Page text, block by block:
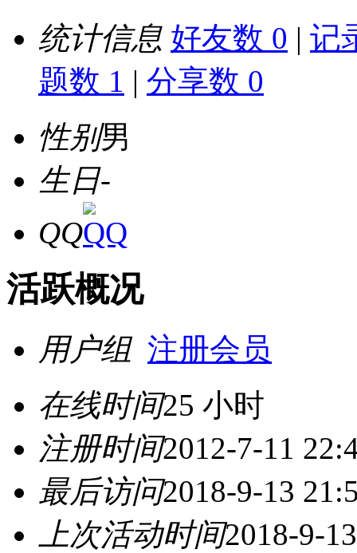
统计信息 好友数 0 | 记
题数 1 | 分享数 0
性别男
生日-
QQ
活跃概况
用户组 注册会员
在线时间25 小时
注册时间2012-7-11
最后访问2018-9-13
上次活动时间2018-9-